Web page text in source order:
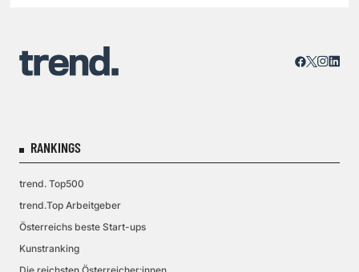
RANKINGS
trend. Top500
trend.Top Arbeitgeber
Österreichs beste Start-ups
Kunstranking